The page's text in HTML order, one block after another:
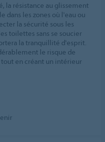
la résistance au glissement
dans les zones où l'eau ou
la sécurité sous les
toilettes sans se soucier
la tranquillité d'esprit.
le risque de
tout en créant un intérieur